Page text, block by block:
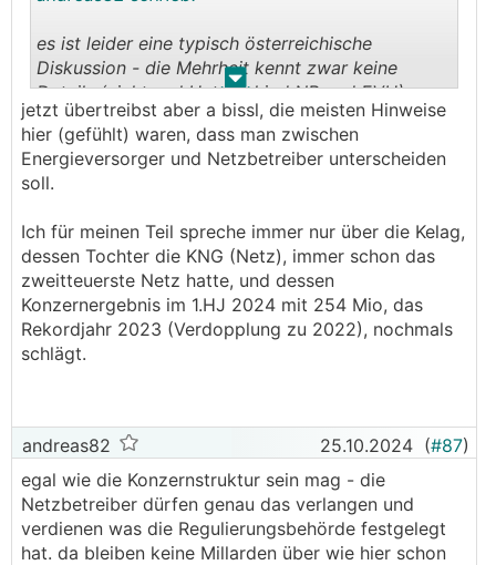
. .
es ist leider eine typisch österreichische
Diskussion - die Mehrheit kennt zwar keine
Details (nicht mal Unterschied NB und EVU),
feuert aber hochemotional gegen "die da oben"
und das System ist kollektiv der Feind und
überhaupt und sowieso. jeder will alle und sofort
und fühlt sich im recht, zahlen sollen dann aber
Hinweis dass man deshalb nur mehr blau wählt.
Leute kommts alle wieder bissl runter.
jetzt übertreibst aber a bissl, die meisten Hinweise
hier (gefühlt) waren, dass man zwischen
Energieversorger und Netzbetreiber unterscheiden
soll.
Ich für meinen Teil spreche immer nur über die Kelag,
dessen Tochter die KNG (Netz), immer schon das
zweitteuerste Netz hatte, und dessen
Konzernergebnis im 1.HJ 2024 mit 254 Mio, das
Rekordjahr 2023 (Verdopplung zu 2022), nochmals
schlägt.
andreas82 25.10.2024 (#87)
egal wie die Konzernstruktur sein mag - die
Netzbetreiber dürfen genau das verlangen und
verdienen was die Regulierungsbehörde festgelegt
hat. da bleiben keine Millarden über wie hier schon